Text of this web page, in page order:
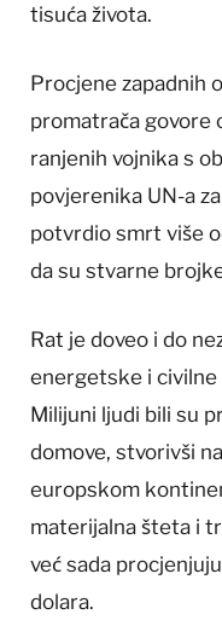
tisuća života.
Procjene zapadnih
promatrača govore
ranjenih vojnika s
povjerenika UN-a
potvrdio smrt više
da su stvarne
Rat je doveo i do
energetske i
Milijuni ljudi bili su
domove, stvorivši
europskom
materijalna šteta i
već sada
dolara.